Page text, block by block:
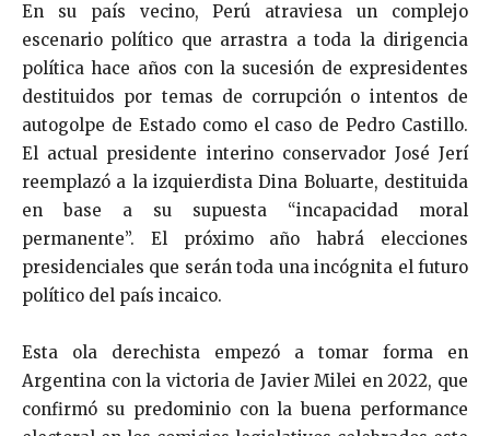
En su país vecino, Perú atraviesa un complejo
escenario político que arrastra a toda la dirigencia
política hace años con la sucesión de expresidentes
destituidos por temas de corrupción o intentos de
autogolpe de Estado como el caso de Pedro Castillo.
El actual presidente interino conservador José Jerí
reemplazó a la izquierdista Dina Boluarte, destituida
en base a su supuesta “incapacidad moral
permanente”. El próximo año habrá elecciones
presidenciales que serán toda una incógnita el futuro
político del país incaico.
Esta ola derechista empezó a tomar forma en
Argentina con la victoria de Javier Milei en 2022, que
confirmó su predominio con la buena performance